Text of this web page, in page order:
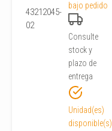
43212045-
02
bajo pedido
Consulte
stock y
plazo de
entrega
Unidad(es)
disponible(s)